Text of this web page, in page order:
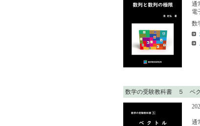
通
電
数
数学の受験教科書 ５ ベ
通